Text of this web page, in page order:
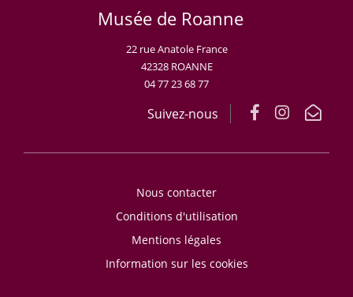
Musée de Roanne
22 rue Anatole France
42328 ROANNE
04 77 23 68 77
Suivez-nous
Nous contacter
Conditions d'utilisation
Mentions légales
Information sur les cookies